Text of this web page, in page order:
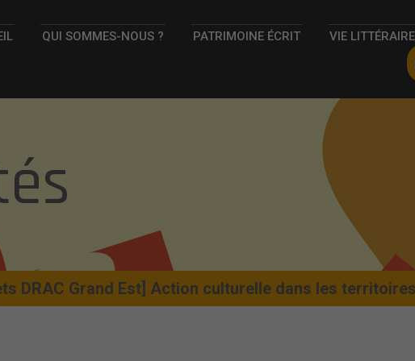
QUI SOMMES-NOUS ? PATRIMOINE ÉCRIT VIE LITTÉRAIRE
DRAC Grand Est] Action culturelle dans les territoires